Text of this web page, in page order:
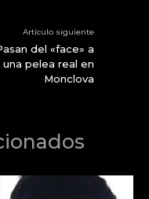
Artículo siguiente
del «face» a
una pelea real en
Monclova